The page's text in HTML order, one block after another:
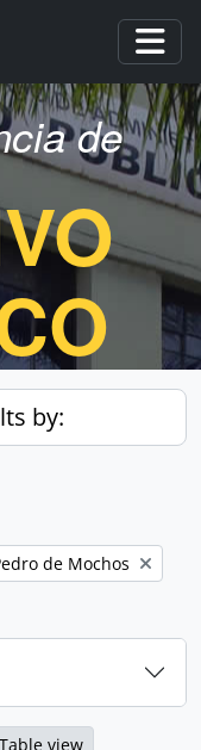
de
by:
filter:de Mochos
Table view